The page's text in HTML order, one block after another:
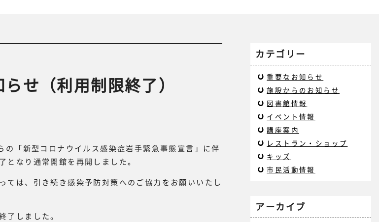
せ（利用制限終了）
「新型コロナウイルス感染症岩手緊急事態宣言」に伴
となり通常開館を再開しました。
ては、引き続き感染予防対策へのご協力をお願いいたし
了しました。
カテゴリー
重要なお知らせ
施設からのお知らせ
図書館情報
イベント情報
講座案内
レストラン・ショップ
キッズ
市民活動情報
アーカイブ